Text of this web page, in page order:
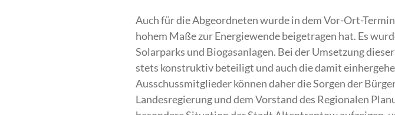
Auch für die Abgeordneten wurde in dem Vor-Ort-
hohem Maße zur Energiewende beigetragen hat. Es
Solarparks und Biogasanlagen. Bei der Umsetzung
stets konstruktiv beteiligt und auch die damit
Ausschussmitglieder können daher die Sorgen der
Landesregierung und dem Vorstand des Regionalen